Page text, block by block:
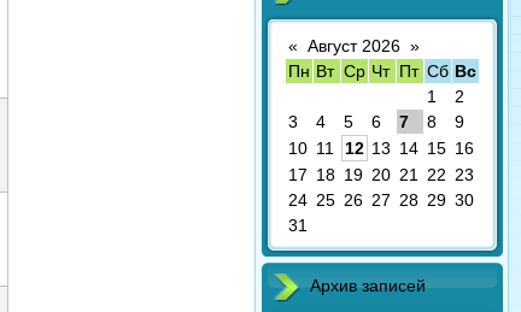
« Август 2026 »
Пн Вт Ср Чт Пт Сб Вс
1
2
3
4 5 6 7 8
9
10 11 12 13 14 15 16
17 18 19 20 21 22 23
24 25 26 27 28 29 30
31
Архив записей